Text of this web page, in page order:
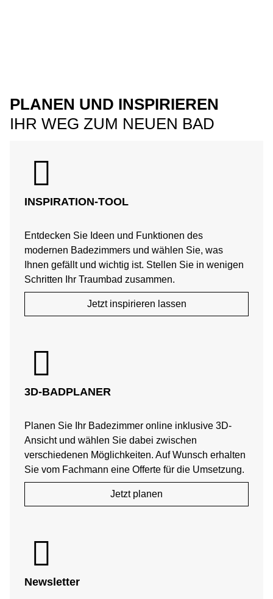
PLANEN UND INSPIRIEREN
IHR WEG ZUM NEUEN BAD
INSPIRATION-TOOL
Entdecken Sie Ideen und Funktionen des
modernen Badezimmers und wählen Sie, was
Ihnen gefällt und wichtig ist. Stellen Sie in wenigen
Schritten Ihr Traumbad zusammen.
Jetzt inspirieren lassen
3D-BADPLANER​
Planen Sie Ihr Badezimmer online inklusive 3D-
Ansicht und wählen Sie dabei zwischen
verschiedenen Möglichkeiten. Auf Wunsch erhalten
Sie vom Fachmann eine Offerte für die Umsetzung.
Jetzt planen
Newsletter